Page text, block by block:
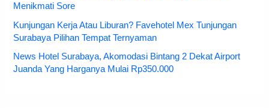
Menikmati Sore
Kunjungan Kerja Atau Liburan? Favehotel Mex Tunjungan
Surabaya Pilihan Tempat Ternyaman
News Hotel Surabaya, Akomodasi Bintang 2 Dekat Airport
Juanda Yang Harganya Mulai Rp350.000